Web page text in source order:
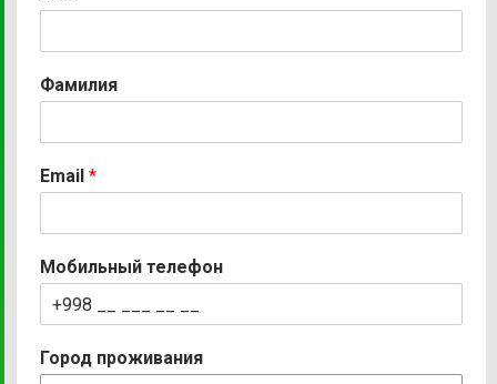
Фамилия
Email *
Мобильный телефон
Город проживания